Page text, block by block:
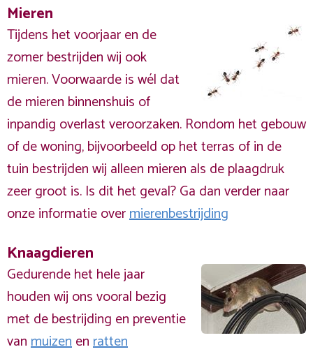
Mieren
Tijdens het voorjaar en de
zomer bestrijden wij ook
mieren. Voorwaarde is wél dat
de mieren binnenshuis of
inpandig overlast veroorzaken. Rondom het gebouw
of de woning, bijvoorbeeld op het terras of in de
tuin bestrijden wij alleen mieren als de plaagdruk
zeer groot is. Is dit het geval? Ga dan verder naar
onze informatie overmierenbestrijding
Knaagdieren
Gedurende het hele jaar
houden wij ons vooral bezig
met de bestrijding en preventie
vanmuizenenratten